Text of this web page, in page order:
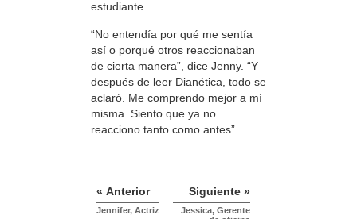
estudiante.
“No entendía por qué me sentía
así o porqué otros reaccionaban
de cierta manera”, dice Jenny. “Y
después de leer Dianética, todo se
aclaró. Me comprendo mejor a mí
misma. Siento que ya no
reacciono tanto como antes”.
« Anterior
Jennifer, Actriz
Siguiente »
Jessica, Gerente